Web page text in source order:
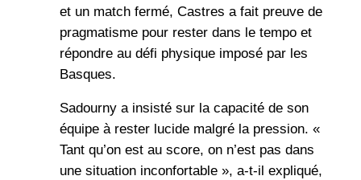
et un match fermé, Castres a fait preuve de
pragmatisme pour rester dans le tempo et
répondre au défi physique imposé par les
Basques.
Sadourny a insisté sur la capacité de son
équipe à rester lucide malgré la pression. «
Tant qu’on est au score, on n’est pas dans
une situation inconfortable », a-t-il expliqué,